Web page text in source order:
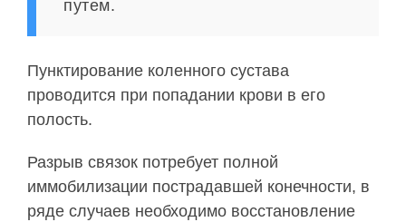
путем.
Пунктирование коленного сустава
проводится при попадании крови в его
полость.
Разрыв связок потребует полной
иммобилизации пострадавшей конечности, в
ряде случаев необходимо восстановление